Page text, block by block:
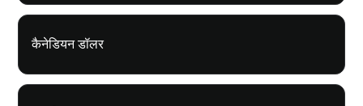
कैनेडियन डॉलर